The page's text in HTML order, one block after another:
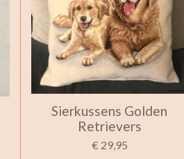
Sierkussens Golden
Retrievers
€ 29,95